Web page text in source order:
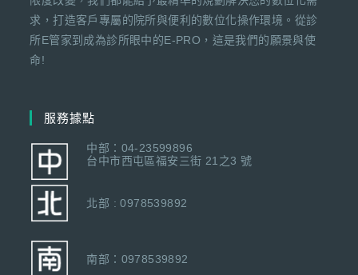
求，打造客戶專屬的院所與便利的數位化操作環境。從診
所E管家到成為診所眼中的E-PRO，這是我們的願景與使
命!
服務據點
中部：04-23599896
台中市西屯區福安三街 21之3 號
北部 : 0978539892
南部：0978539892